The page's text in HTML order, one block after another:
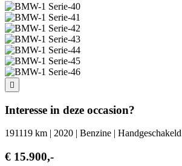
Interesse in deze occasion?
191119 km | 2020 | Benzine | Handgeschakeld
€ 15.900,-